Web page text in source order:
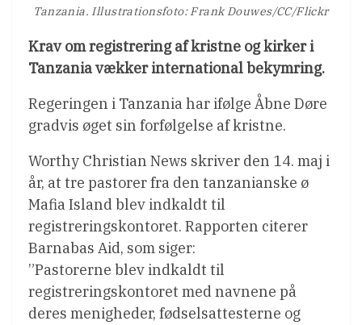
Tanzania. Illustrationsfoto: Frank Douwes/CC/Flickr
Krav om registrering af kristne og kirker i
Tanzania vækker international bekymring.
Regeringen i Tanzania har ifølge Åbne Døre
gradvis øget sin forfølgelse af kristne.
Worthy Christian News skriver den 14. maj i
år, at tre pastorer fra den tanzanianske ø
Mafia Island blev indkaldt til
registreringskontoret. Rapporten citerer
Barnabas Aid, som siger:
”Pastorerne blev indkaldt til
registreringskontoret med navnene på
deres menigheder, fødselsattesterne og